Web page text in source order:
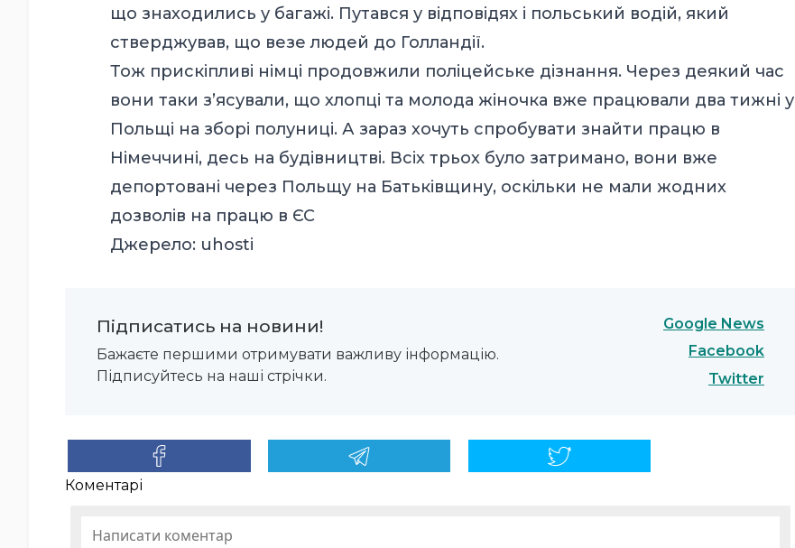
що знаходились у багажі. Путався у відповідях і польський водій, який
стверджував, що везе людей до Голландії.
Тож прискіпливі німці продовжили поліцейське дізнання. Через деякий час
вони таки з’ясували, що хлопці та молода жіночка вже працювали два тижні у
Польщі на зборі полуниці. А зараз хочуть спробувати знайти працю в
Німеччині, десь на будівництві. Всіх трьох було затримано, вони вже
депортовані через Польщу на Батьківщину, оскільки не мали жодних
дозволів на працю в ЄС
Джерело: uhosti
Підписатись на новини!
Бажаєте першими отримувати важливу інформацію.
Підписуйтесь на наші стрічки.
Google News
Facebook
Twitter
Коментарі